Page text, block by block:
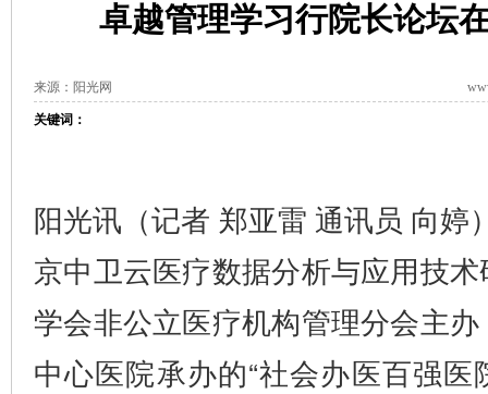
卓越管理学习行院长论坛
来源：阳光网
关键词：
阳光讯（记者 郑亚雷 通讯员 向婷
京中卫云医疗数据分析与应用技
学会非公立医疗机构管理分会主
中心医院承办的“社会办医百强医